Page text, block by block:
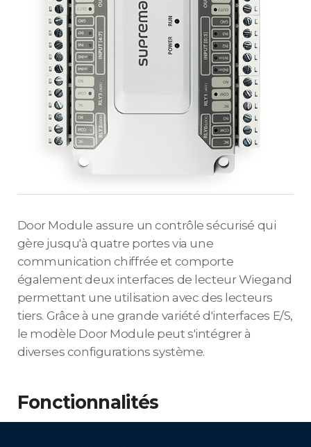
Door Module assure un contrôle sécurisé qui
gère jusqu'à quatre portes via une
communication chiffrée et comporte
également deux interfaces de lecteur Wiegand
permettant une utilisation avec des lecteurs
tiers. Grâce à une grande variété d'interfaces E/S,
le modèle Door Module peut s'intégrer à
diverses configurations système.
Fonctionnalités